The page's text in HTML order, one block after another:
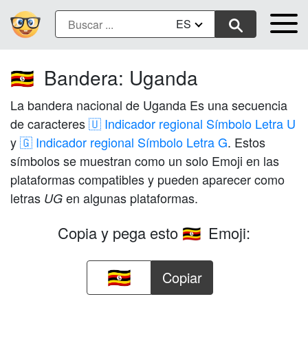
ES
🇺🇬 Bandera: Uganda
La bandera nacional de Uganda Es una secuencia
de caracteres🇺 Indicador regional Símbolo Letra U
y🇬 Indicador regional Símbolo Letra G. Estos
símbolos se muestran como un solo Emoji en las
plataformas compatibles y pueden aparecer como
letras UG en algunas plataformas.
Copia y pega esto 🇺🇬 Emoji:
Copiar